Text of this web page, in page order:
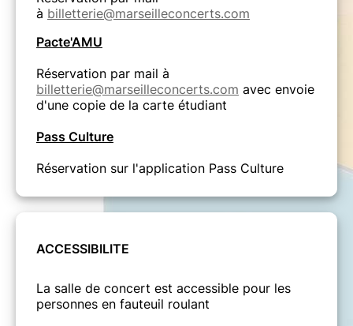
à billetterie@marseilleconcerts.com
Pacte'AMU
Réservation par mail à
billetterie@marseilleconcerts.com avec envoie
d'une copie de la carte étudiant
Pass Culture
Réservation sur l'application Pass Culture
ACCESSIBILITE
La salle de concert est accessible pour les
personnes en fauteuil roulant